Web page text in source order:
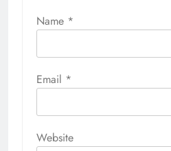
Name *
Email *
Website